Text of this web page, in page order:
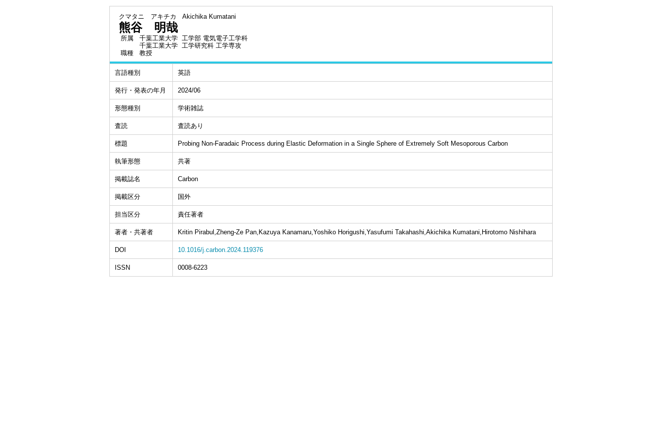
クマタニ アキチカ Akichika Kumatani
熊谷 明哉
所属
千葉工業大学 工学部 電気電子工学科
千葉工業大学 工学研究科 工学専攻
職種
教授
言語種別 英語
発行・発表の年月 2024/06
形態種別 学術雑誌
査読 査読あり
標題 Probing Non-Faradaic Process during Elastic Deformation in a Single Sphere of Extremely Soft Mesoporous Carbon
執筆形態 共著
掲載誌名 Carbon
掲載区分 国外
担当区分 責任著者
著者・共著者 Kritin Pirabul,Zheng-Ze Pan,Kazuya Kanamaru,Yoshiko Horigushi,Yasufumi Takahashi,Akichika Kumatani,Hirotomo Nishihara
DOI 10.1016/j.carbon.2024.119376
ISSN 0008-6223